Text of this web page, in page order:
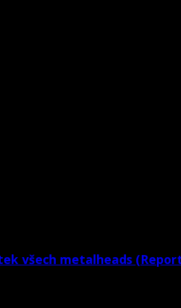
všech metalheads